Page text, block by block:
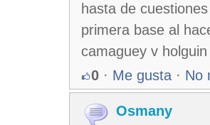
hasta de
primera base al
camaguey v
0 · Me gusta · No
Osmany